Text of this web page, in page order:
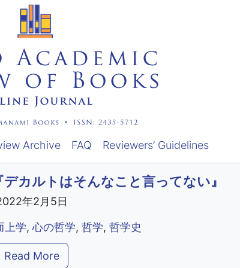
Archive FAQ Reviewers’ Guidelines
カルトはそんなこと言ってない』
年2月5日
上学,心の哲学, 哲学, 哲学史
Read More